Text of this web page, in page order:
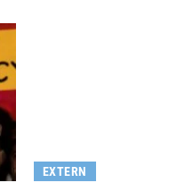
EXTERN